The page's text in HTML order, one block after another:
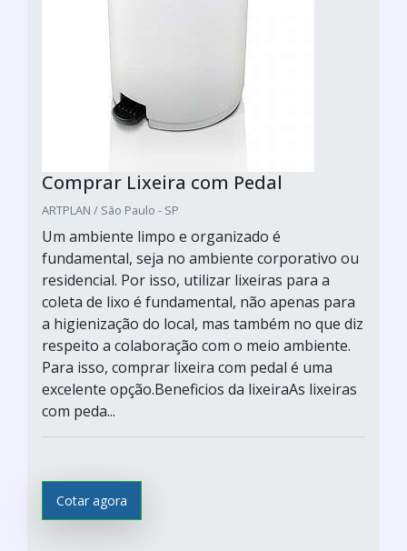
Comprar Lixeira com Pedal
ARTPLAN / São Paulo - SP
Um ambiente limpo e organizado é
fundamental, seja no ambiente corporativo ou
residencial. Por isso, utilizar lixeiras para a
coleta de lixo é fundamental, não apenas para
a higienização do local, mas também no que diz
respeito a colaboração com o meio ambiente.
Para isso, comprar lixeira com pedal é uma
excelente opção.Beneficios da lixeiraAs lixeiras
com peda...
Cotar agora